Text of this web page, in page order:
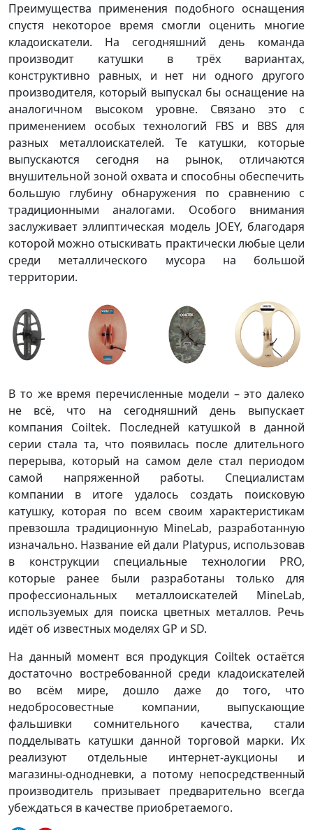
Преимущества применения подобного оснащения
спустя некоторое время смогли оценить многие
кладоискатели. На сегодняшний день команда
производит катушки в трёх вариантах,
конструктивно равных, и нет ни одного другого
производителя, который выпускал бы оснащение на
аналогичном высоком уровне. Связано это с
применением особых технологий FBS и BBS для
разных металлоискателей. Те катушки, которые
выпускаются сегодня на рынок, отличаются
внушительной зоной охвата и способны обеспечить
большую глубину обнаружения по сравнению с
традиционными аналогами. Особого внимания
заслуживает эллиптическая модель JOEY, благодаря
которой можно отыскивать практически любые цели
среди металлического мусора на большой
территории.
В то же время перечисленные модели – это далеко
не всё, что на сегодняшний день выпускает
компания Coiltek. Последней катушкой в данной
серии стала та, что появилась после длительного
перерыва, который на самом деле стал периодом
самой напряженной работы. Специалистам
компании в итоге удалось создать поисковую
катушку, которая по всем своим характеристикам
превзошла традиционную MineLab, разработанную
изначально. Название ей дали Platypus, использовав
в конструкции специальные технологии PRO,
которые ранее были разработаны только для
профессиональных металлоискателей MineLab,
используемых для поиска цветных металлов. Речь
идёт об известных моделях GP и SD.
На данный момент вся продукция Coiltek остаётся
достаточно востребованной среди кладоискателей
во всём мире, дошло даже до того, что
недобросовестные компании, выпускающие
фальшивки сомнительного качества, стали
подделывать катушки данной торговой марки. Их
реализуют отдельные интернет-аукционы и
магазины-однодневки, а потому непосредственный
производитель призывает предварительно всегда
убеждаться в качестве приобретаемого.